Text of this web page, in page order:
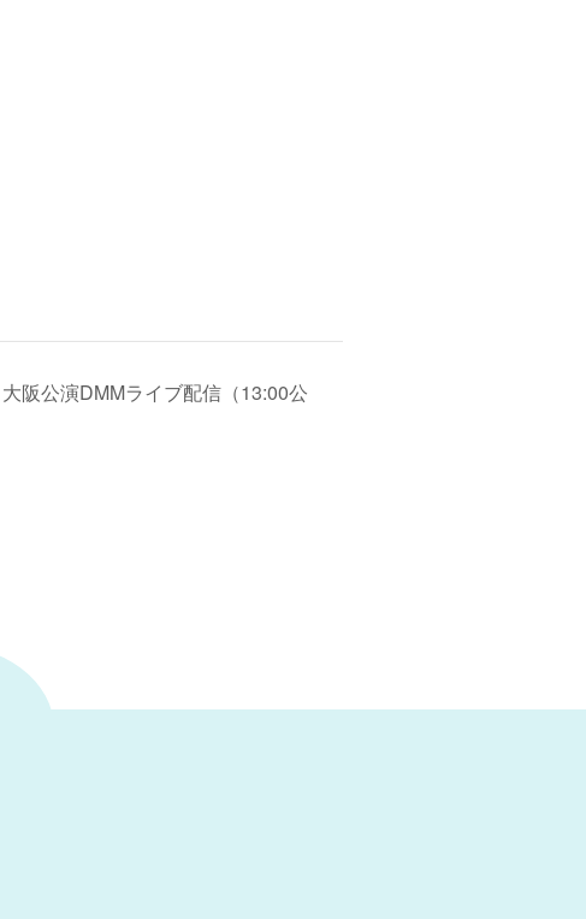
阪公演DMMライブ配信（13:00公